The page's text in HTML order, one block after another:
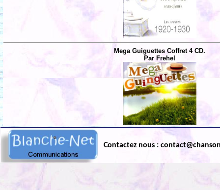
Mega Guiguettes Coffret 4 CD.
Par Frehel
Contactez nous :